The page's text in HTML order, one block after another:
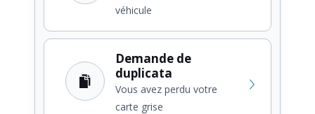
véhicule
Demande de
duplicata
Vous avez perdu votre
carte grise